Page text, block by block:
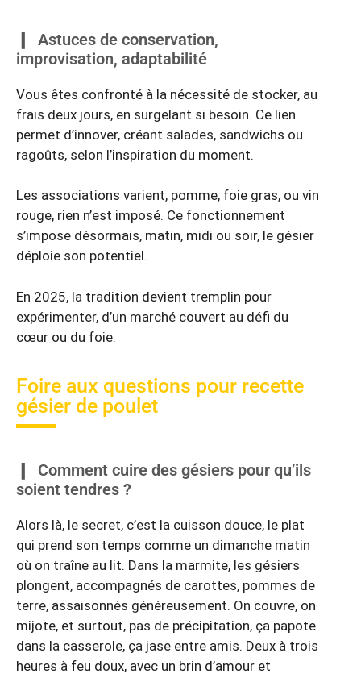
Astuces de conservation,
improvisation, adaptabilité
Vous êtes confronté à la nécessité de stocker, au
frais deux jours, en surgelant si besoin. Ce lien
permet d’innover, créant salades, sandwichs ou
ragoûts, selon l’inspiration du moment.
Les associations varient, pomme, foie gras, ou vin
rouge, rien n’est imposé. Ce fonctionnement
s’impose désormais, matin, midi ou soir, le gésier
déploie son potentiel.
En 2025, la tradition devient tremplin pour
expérimenter, d’un marché couvert au défi du
cœur ou du foie.
Foire aux questions pour recette
gésier de poulet
Comment cuire des gésiers pour qu’ils
soient tendres ?
Alors là, le secret, c’est la cuisson douce, le plat
qui prend son temps comme un dimanche matin
où on traîne au lit. Dans la marmite, les gésiers
plongent, accompagnés de carottes, pommes de
terre, assaisonnés généreusement. On couvre, on
mijote, et surtout, pas de précipitation, ça papote
dans la casserole, ça jase entre amis. Deux à trois
heures à feu doux, avec un brin d’amour et